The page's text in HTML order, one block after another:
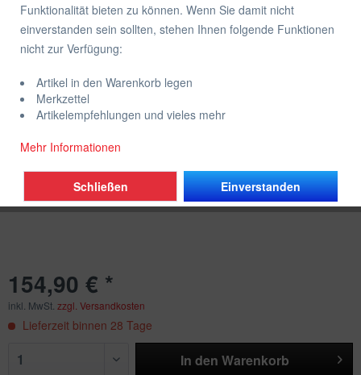
original Yamaha Ersatzteil 908900672000
VALVE SEAT CUTTER 30 DEG, -36.
154,90 € *
inkl. MwSt. zzgl. Versandkosten
Lieferzeit binnen 28 Tage
In den Warenkorb
Funktionalität bieten zu können. Wenn Sie damit nicht
einverstanden sein sollten, stehen Ihnen folgende Funktionen
nicht zur Verfügung:
Artikel in den Warenkorb legen
Merkzettel
Artikelempfehlungen und vieles mehr
Mehr Informationen
Einverstanden
Schließen